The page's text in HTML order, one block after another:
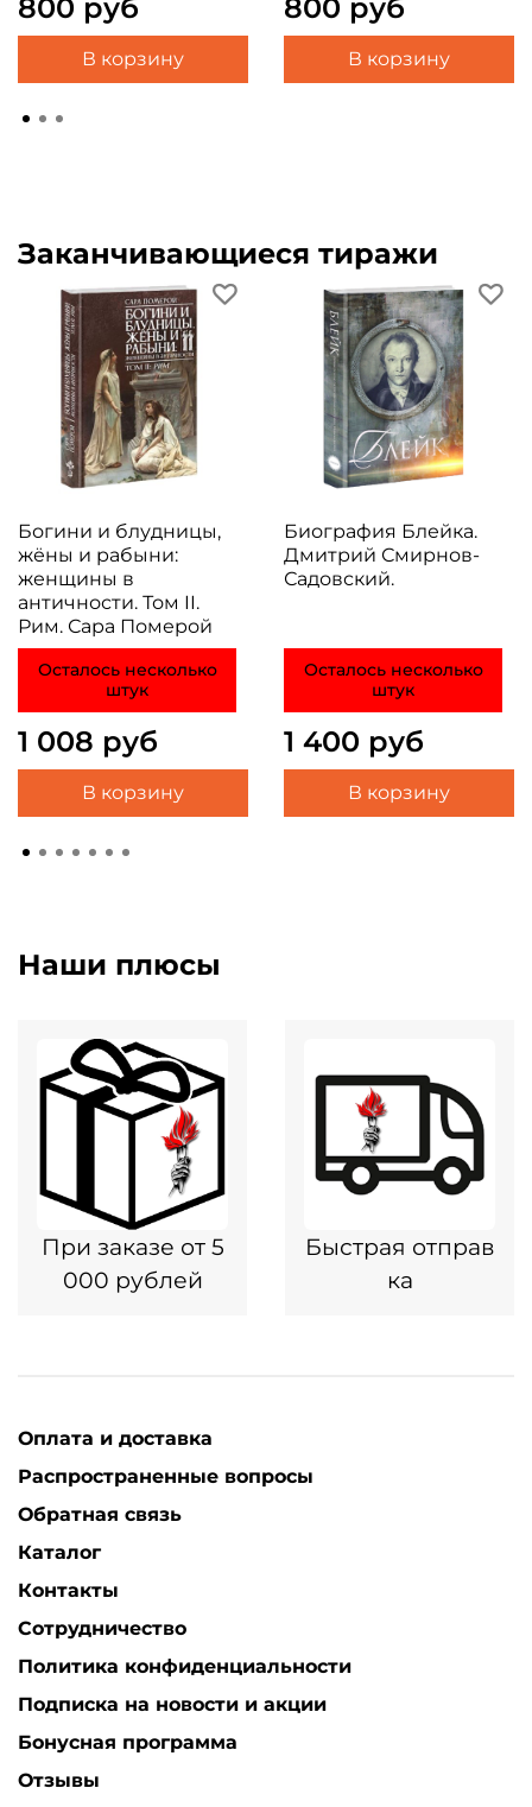
800 руб
В корзину
800 руб
В корзину
Заканчивающиеся тиражи
Богини и блудницы,
жёны и рабыни:
женщины в
античности. Том II.
Рим. Сара Померой
Осталось несколько
штук
1 008 руб
В корзину
Биография Блейка.
Дмитрий Смирнов-
Садовский.
Осталось несколько
штук
1 400 руб
В корзину
Наши плюсы
При заказе от 5
000 рублей
Быстрая отправ
ка
Оплата и доставка
Распространенные вопросы
Обратная связь
Каталог
Контакты
Сотрудничество
Политика конфиденциальности
Подписка на новости и акции
Бонусная программа
Отзывы